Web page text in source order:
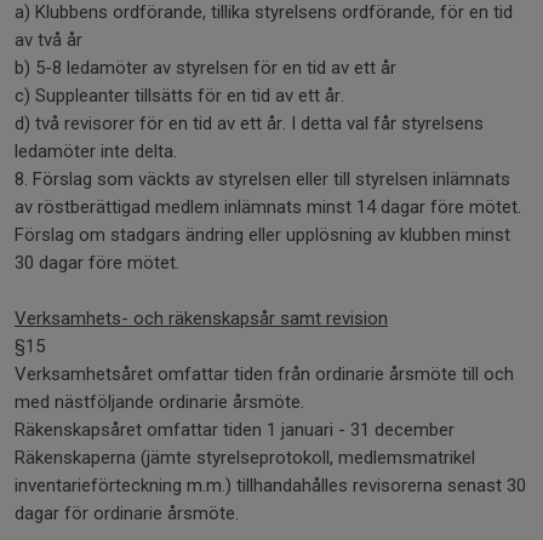
a) Klubbens ordförande, tillika styrelsens ordförande, för en tid
av två år
b) 5-8 ledamöter av styrelsen för en tid av ett år
c) Suppleanter tillsätts för en tid av ett år.
d) två revisorer för en tid av ett år. I detta val får styrelsens
ledamöter inte delta.
8. Förslag som väckts av styrelsen eller till styrelsen inlämnats
av röstberättigad medlem inlämnats minst 14 dagar före mötet.
Förslag om stadgars ändring eller upplösning av klubben minst
30 dagar före mötet.
Verksamhets- och räkenskapsår samt revision
§15
Verksamhetsåret omfattar tiden från ordinarie årsmöte till och
med nästföljande ordinarie årsmöte.
Räkenskapsåret omfattar tiden 1 januari - 31 december
Räkenskaperna (jämte styrelseprotokoll, medlemsmatrikel
inventarieförteckning m.m.) tillhandahålles revisorerna senast 30
dagar för ordinarie årsmöte.